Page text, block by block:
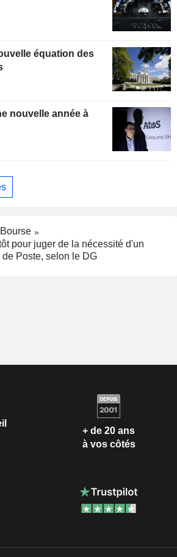
équation des
pour juger de la nécessité d'un
Poste, selon le DG
+ de 20 ans
à vos côtés